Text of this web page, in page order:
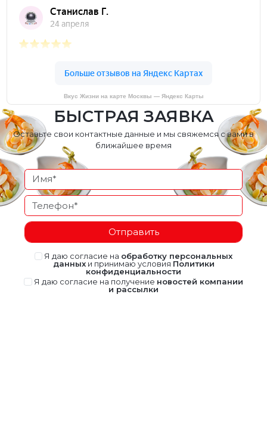
Вкус Жизни на карте Москвы — Яндекс Карты
БЫСТРАЯ ЗАЯВКА
Оставьте свои контактные данные и мы свяжемся с вами в
ближайшее время
Отправить
Я даю согласие на обработку персональных
данныхи принимаю условия Политики
конфиденциальности
Я даю согласие на получение новостей компании
и рассылки